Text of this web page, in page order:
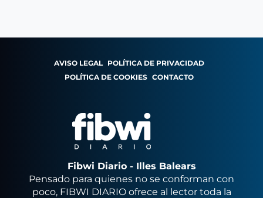
AVISO LEGAL POLÍTICA DE PRIVACIDAD
POLÍTICA DE COOKIES CONTACTO
Fibwi Diario - Illes Balears
Pensado para quienes no se conforman con
poco, FIBWI DIARIO ofrece al lector toda la